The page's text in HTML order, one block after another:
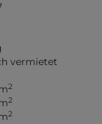
vermietet
2
2
2